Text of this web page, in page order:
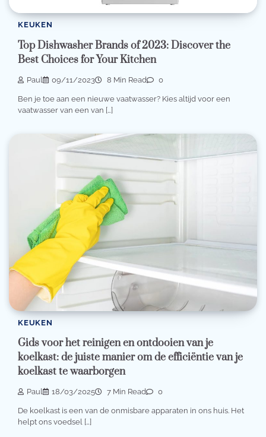
KEUKEN
Top Dishwasher Brands of 2023: Discover the
Best Choices for Your Kitchen
Paul 09/11/2023 8 Min Read 0
Ben je toe aan een nieuwe vaatwasser? Kies altijd voor een
vaatwasser van een van […]
KEUKEN
Gids voor het reinigen en ontdooien van je
koelkast: de juiste manier om de efficiëntie van je
koelkast te waarborgen
Paul 18/03/2025 7 Min Read 0
De koelkast is een van de onmisbare apparaten in ons huis. Het
helpt ons voedsel […]